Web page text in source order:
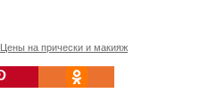
Цены на прически и макияж